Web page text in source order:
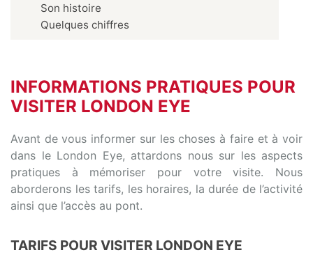
Son histoire
Quelques chiffres
INFORMATIONS PRATIQUES POUR
VISITER LONDON EYE
Avant de vous informer sur les choses à faire et à voir
dans le London Eye, attardons nous sur les aspects
pratiques à mémoriser pour votre visite. Nous
aborderons les tarifs, les horaires, la durée de l’activité
ainsi que l’accès au pont.
TARIFS POUR VISITER LONDON EYE